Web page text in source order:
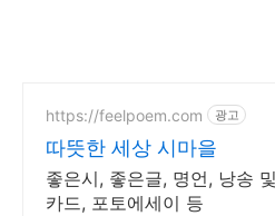
https://feelpoem.com 광고
따뜻한 세상 시마을
좋은시, 좋은글, 명언, 낭송
카드, 포토에세이 등